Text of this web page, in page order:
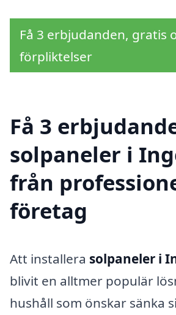
Få 3 erbjudanden, gratis
förpliktelser
Få 3
solpaneler i
från
företag
Att installera solpaneler i
blivit en alltmer populär
hushåll som önskar sänka